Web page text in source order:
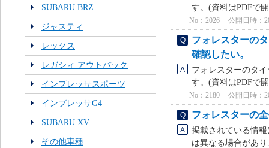
SUBARU BRZ
ジャスティ
レックス
レガシィ アウトバック
インプレッサスポーツ
インプレッサG4
SUBARU XV
その他車種
す。(資料はPDFで
No：2026 公開日時：
フォレスターの
確認したい。
フォレスターのタ
す。(資料はPDFで
No：2180 公開日時：
フォレスターの
掲載されている情
は異なる場合があ